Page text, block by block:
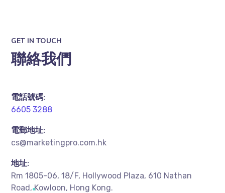
GET IN TOUCH
聯絡我們
電話號碼:
6605 3288
電郵地址:
cs@marketingpro.com.hk
地址:
Rm 1805-06, 18/F, Hollywood Plaza, 610 Nathan
Road, Kowloon, Hong Kong.